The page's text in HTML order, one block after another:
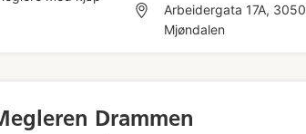
Arbeidergata 17A, 3050
Mjøndalen
Drammen